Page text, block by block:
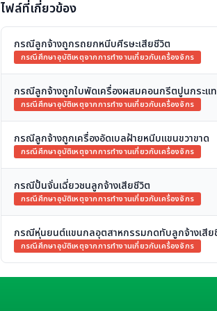
ไฟล์ที่เกี่ยวข้อง
กรณีลูกจ้างถูกรถยกหนีบศีรษะเสียชีวิต
กรณีศึกษาอุบัติเหตุจากการทำงานเกี่ยวกับเครื่องจักร
กรณีลูกจ้างถูกใบพัดเครื่องผสมคอนกรีตปูนกระแ
กรณีศึกษาอุบัติเหตุจากการทำงานเกี่ยวกับเครื่องจักร
กรณีลูกจ้างถูกเครื่องอัดเบลฝ้ายหนีบแขนขวาขาด
กรณีศึกษาอุบัติเหตุจากการทำงานเกี่ยวกับเครื่องจักร
กรณีปั้นจั่นเฉี่ยวชนลูกจ้างเสียชีวิต
กรณีศึกษาอุบัติเหตุจากการทำงานเกี่ยวกับเครื่องจักร
กรณีหุ่นยนต์แขนกลอุตสาหกรรมกดทับลูกจ้างเสีย
กรณีศึกษาอุบัติเหตุจากการทำงานเกี่ยวกับเครื่องจักร